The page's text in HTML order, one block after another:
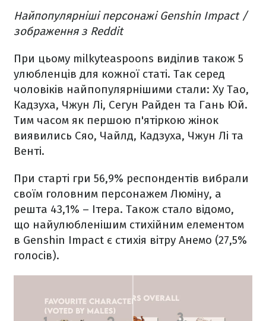
Найпопулярніші персонажі Genshin Impact /
зображення з Reddit
При цьому milkyteaspoons виділив також 5
улюбленців для кожної статі. Так серед
чоловіків найпопулярнішими стали: Ху Тао,
Кадзуха, Чжун Лі, Сегун Райден та Гань Юй.
Тим часом як першою п'ятіркою жінок
виявились Сяо, Чайлд, Кадзуха, Чжун Лі та
Венті.
При старті гри 56,9% респондентів вибрали
своїм головним персонажем Люміну, а
решта 43,1% – Ітера. Також стало відомо,
що найулюбленішим стихійним елементом
в Genshin Impact є стихія вітру Анемо (27,5%
голосів).